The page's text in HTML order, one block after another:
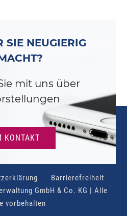
SIE NEUGIERIG
mit uns über
KONTAKT
Barrierefreiheit
GmbH & Co. KG | Alle
vorbehalten